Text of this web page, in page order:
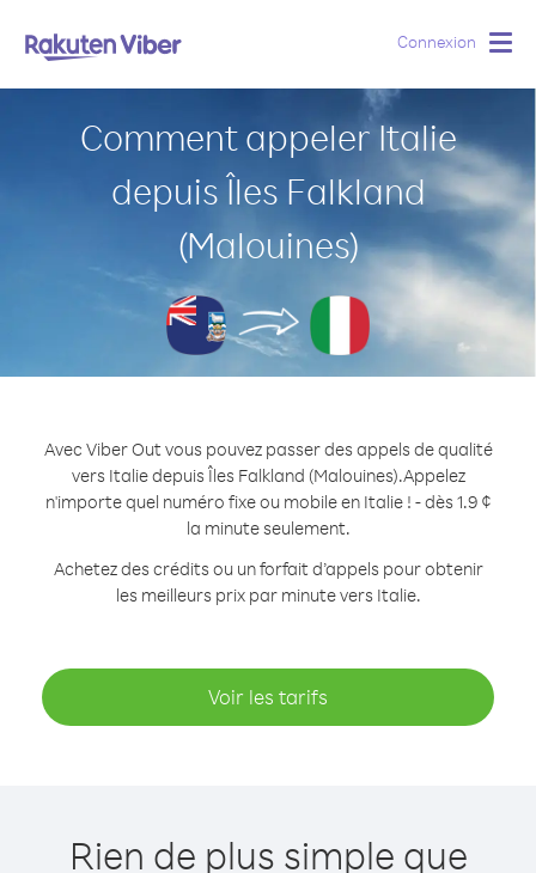
Connexion
Comment appeler Italie
depuis Îles Falkland
(Malouines)
Avec Viber Out vous pouvez passer des appels de qualité
vers Italie depuis Îles Falkland (Malouines).Appelez
n'importe quel numéro fixe ou mobile en Italie ! - dès 1.9 ¢
la minute seulement.
Achetez des crédits ou un forfait d’appels pour obtenir
les meilleurs prix par minute vers Italie.
Voir les tarifs
Rien de plus simple que